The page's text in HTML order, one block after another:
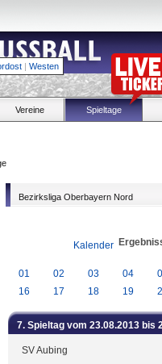
| Westen
Vereine Spieltage
Bezirksliga Oberbayern Nord
Kalender
01 02 03 04
16
17 18 19
7. Spieltag vom 23.08.2013 bis
SV Aubing